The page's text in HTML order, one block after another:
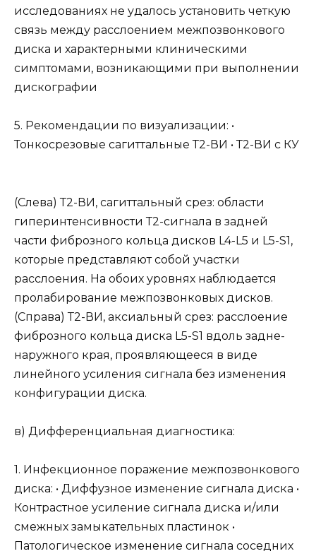
исследованиях не удалось установить четкую
связь между расслоением межпозвонкового
диска и характерными клиническими
симптомами, возникающими при выполнении
дискографии
5. Рекомендации по визуализации: •
Тонкосрезовые сагиттальные Т2-ВИ • Т2-ВИ с КУ
(Слева) Т2-ВИ, сагиттальный срез: области
гиперинтенсивности Т2-сигнала в задней
части фиброзного кольца дисков L4-L5 и L5-S1,
которые представляют собой участки
расслоения. На обоих уровнях наблюдается
пролабирование межпозвонковых дисков.
(Справа) Т2-ВИ, аксиальный срез: расслоение
фиброзного кольца диска L5-S1 вдоль задне-
наружного края, проявляющееся в виде
линейного усиления сигнала без изменения
конфигурации диска.
в) Дифференциальная диагностика:
1. Инфекционное поражение межпозвонкового
диска: • Диффузное изменение сигнала диска •
Контрастное усиление сигнала диска и/или
смежных замыкательных пластинок •
Патологическое изменение сигнала соседних